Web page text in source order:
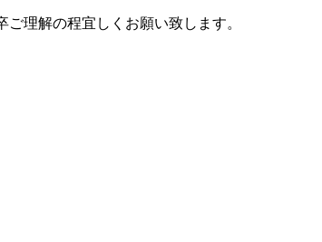
理解の程宜しくお願い致します。